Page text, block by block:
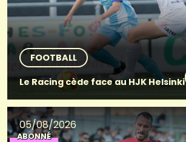
FOOTBALL
Le Racing cède face au HJK Helsinki
05/08/2026
ABONNÉ